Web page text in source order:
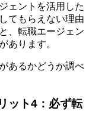
ェントを活用した
てもらえない理由
、転職エージェン
あります。
あるかどうか調べ
ット4：必ず転